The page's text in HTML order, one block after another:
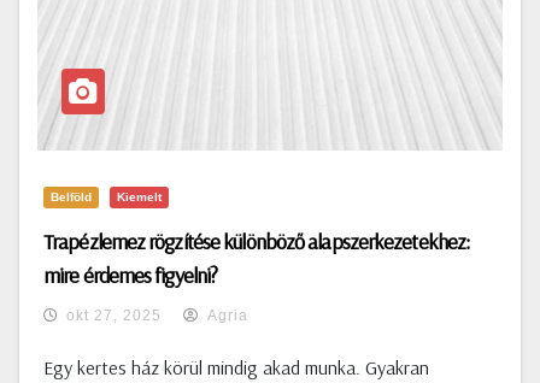
Belföld Kiemelt
Trapézlemez rögzítése különböző alapszerkezetekhez:
mire érdemes figyelni?
okt 27, 2025 Agria
Egy kertes ház körül mindig akad munka. Gyakran